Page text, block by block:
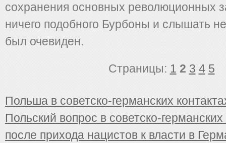
сохранения основных революционных
ничего подобного Бурбоны и слышать
был очевиден.
Страницы: 1 2 3 4 5
Польша в советско-германских
Польский вопрос в советско-
после прихода нацистов к власти в